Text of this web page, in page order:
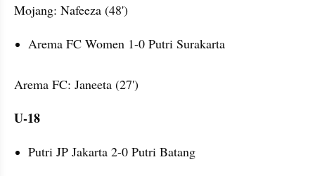
Mojang: Nafeeza (48')
Arema FC Women 1-0 Putri Surakarta
Arema FC: Janeeta (27')
U-18
Putri JP Jakarta 2-0 Putri Batang